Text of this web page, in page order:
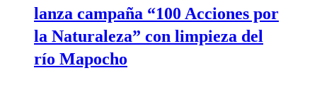
lanza campaña “100 Acciones por
la Naturaleza” con limpieza del
río Mapocho